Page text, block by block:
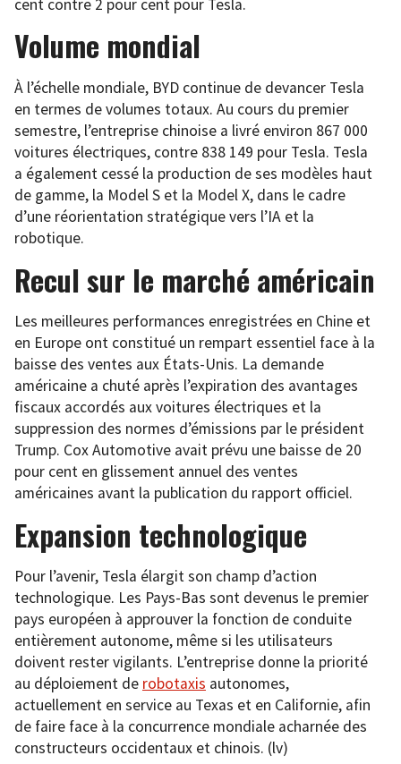
cent contre 2 pour cent pour Tesla.
Volume mondial
À l’échelle mondiale, BYD continue de devancer Tesla
en termes de volumes totaux. Au cours du premier
semestre, l’entreprise chinoise a livré environ 867 000
voitures électriques, contre 838 149 pour Tesla. Tesla
a également cessé la production de ses modèles haut
de gamme, la Model S et la Model X, dans le cadre
d’une réorientation stratégique vers l’IA et la
robotique.
Recul sur le marché américain
Les meilleures performances enregistrées en Chine et
en Europe ont constitué un rempart essentiel face à la
baisse des ventes aux États-Unis. La demande
américaine a chuté après l’expiration des avantages
fiscaux accordés aux voitures électriques et la
suppression des normes d’émissions par le président
Trump. Cox Automotive avait prévu une baisse de 20
pour cent en glissement annuel des ventes
américaines avant la publication du rapport officiel.
Expansion technologique
Pour l’avenir, Tesla élargit son champ d’action
technologique. Les Pays-Bas sont devenus le premier
pays européen à approuver la fonction de conduite
entièrement autonome, même si les utilisateurs
doivent rester vigilants. L’entreprise donne la priorité
au déploiement de robotaxis autonomes,
actuellement en service au Texas et en Californie, afin
de faire face à la concurrence mondiale acharnée des
constructeurs occidentaux et chinois. (lv)